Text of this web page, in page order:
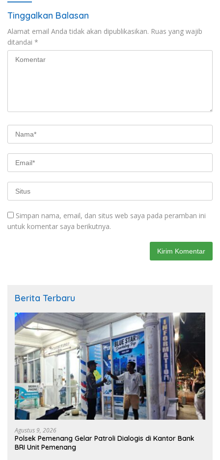
Tinggalkan Balasan
Alamat email Anda tidak akan dipublikasikan. Ruas yang wajib
ditandai *
Simpan nama, email, dan situs web saya pada peramban ini
untuk komentar saya berikutnya.
Berita Terbaru
Agustus 9, 2026
Polsek Pemenang Gelar Patroli Dialogis di Kantor Bank
BRI Unit Pemenang